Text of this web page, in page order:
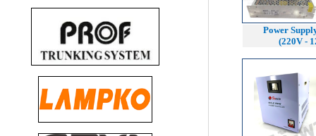
Power
(220V -